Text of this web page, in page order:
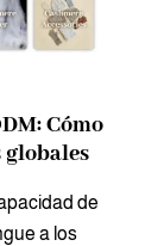
Cómo
globales
de
a los